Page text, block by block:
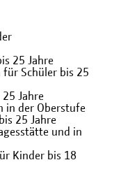
25 Jahre
Schüler bis 25
Jahre
in der Oberstufe
25 Jahre
und in
Kinder bis 18